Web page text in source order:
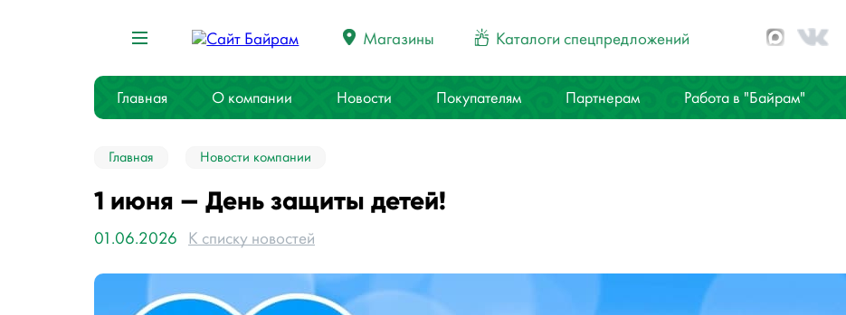
Магазины Каталоги спецпредложений
Главная О компании Новости Покупателям Партнерам Работа в "Байрам"
Главная Новости компании
1 июня — День защиты детей!
01.06.2026 К списку новостей